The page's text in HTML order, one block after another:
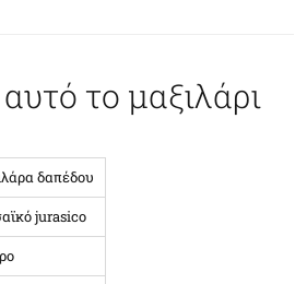
το μαξιλάρι
δαπέδου
jurasico